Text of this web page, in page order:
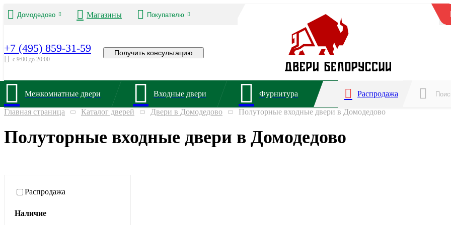
Домодедово Магазины Покупателю
+7 (495) 859-31-59
с 9:00 до 20:00
Получить консультацию
Межкомнатные двери Входные двери Фурнитура Распродажа
Главная страница Каталог дверей Двери в Домодедово Полуторные входные двери в Домодедово
Полуторные входные двери в Домодедово
Распродажа
Наличие